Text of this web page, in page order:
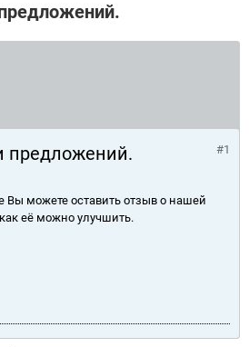
предложений. #1
Вы можете оставить отзыв о нашей
её можно улучшить.